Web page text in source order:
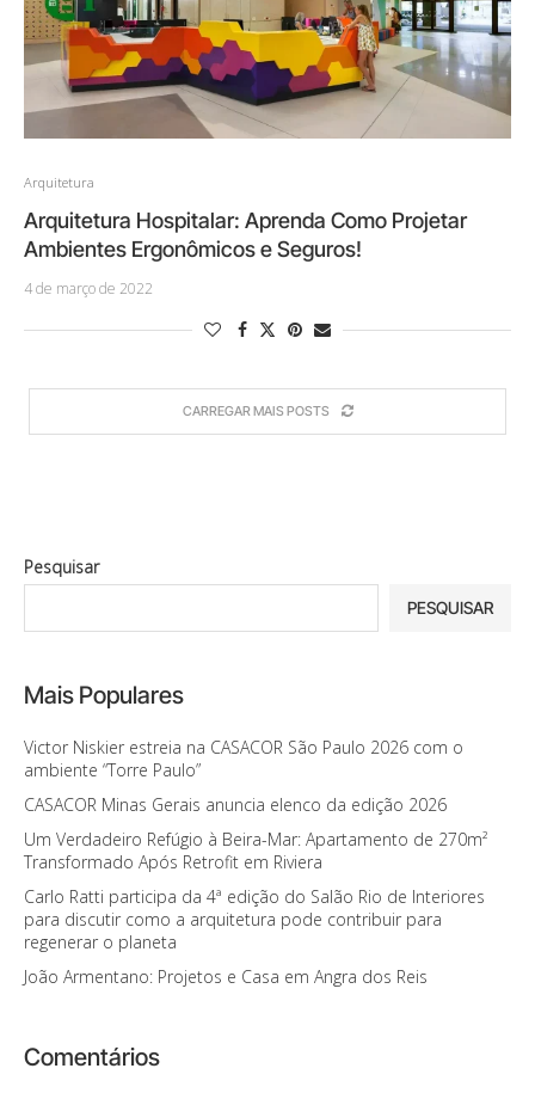
Arquitetura
Arquitetura Hospitalar: Aprenda Como Projetar
Ambientes Ergonômicos e Seguros!
4 de março de 2022
CARREGAR MAIS POSTS
Pesquisar
PESQUISAR
Mais Populares
Victor Niskier estreia na CASACOR São Paulo 2026 com o
ambiente “Torre Paulo”
CASACOR Minas Gerais anuncia elenco da edição 2026
Um Verdadeiro Refúgio à Beira-Mar: Apartamento de 270m²
Transformado Após Retrofit em Riviera
Carlo Ratti participa da 4ª edição do Salão Rio de Interiores
para discutir como a arquitetura pode contribuir para
regenerar o planeta
João Armentano: Projetos e Casa em Angra dos Reis
Comentários